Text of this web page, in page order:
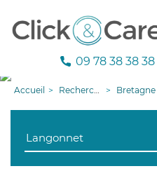
09 78 38 38 38
Accueil Recherche aide à domicile Bretagne